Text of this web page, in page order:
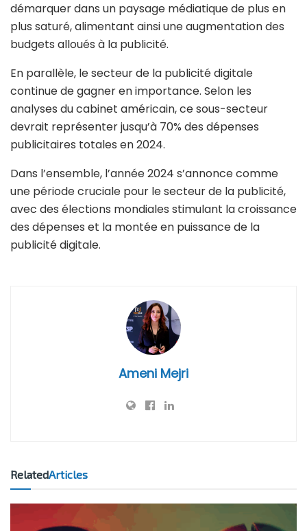
démarquer dans un paysage médiatique de plus en
plus saturé, alimentant ainsi une augmentation des
budgets alloués à la publicité.
En parallèle, le secteur de la publicité digitale
continue de gagner en importance. Selon les
analyses du cabinet américain, ce sous-secteur
devrait représenter jusqu’à 70% des dépenses
publicitaires totales en 2024.
Dans l’ensemble, l’année 2024 s’annonce comme
une période cruciale pour le secteur de la publicité,
avec des élections mondiales stimulant la croissance
des dépenses et la montée en puissance de la
publicité digitale.
Ameni Mejri
RelatedArticles